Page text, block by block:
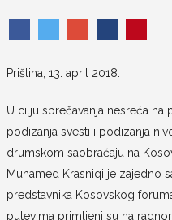
Priština, 13. april 2018.
U cilju sprečavanja nesreća na
podizanja svesti i podizanja
drumskom saobraćaju na
Muhamed Krasniqi je zajedno
predstavnika Kosovskog
putevima primljeni su na